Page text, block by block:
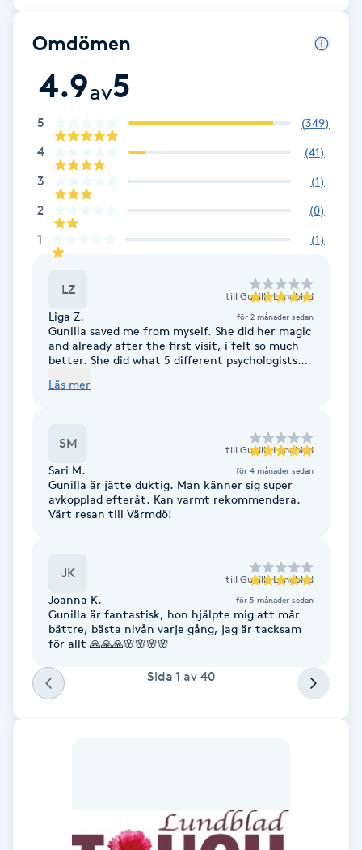
Coachning
Color correction
Cryoterapi
Damklippning
Dermapen
Diamantslipning
Enzympeeling
Extensions
Extensions borttagning
Eyeliner-tatuering
Faceliftmassage
Fet hårbotten
Fettreducering
Omdömen
4.9av5
5 (349)
4 (41)
3 (1)
2 (0)
1 (1)
LZ till Gunilla Lundblad
Liga Z. för 2 månader sedan
Gunilla saved me from myself. She did her magic
and already after the first visit, i felt so much
better. She did what 5 different psychologists
heart. ❤️❤️❤️
Läs mer
SM till Gunilla Lundblad
Sari M. för 4 månader sedan
Gunilla är jätte duktig. Man känner sig super
avkopplad efteråt. Kan varmt rekommendera.
Värt resan till Värmdö!
JK till Gunilla Lundblad
Joanna K. för 5 månader sedan
Gunilla är fantastisk, hon hjälpte mig att mår
bättre, bästa nivån varje gång, jag är tacksam
för allt 🙏🙏🙏🌸🌸🌸🌸
Sida 1 av 40